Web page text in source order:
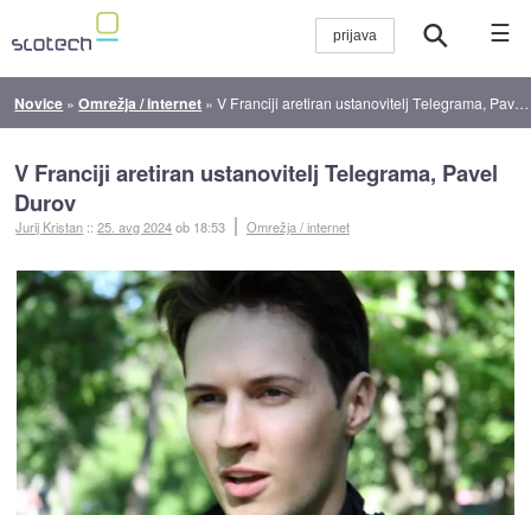
☰
Novice »Omrežja / internet »V Franciji aretiran ustanovitelj Telegrama, Pavel Durov
V Franciji aretiran ustanovitelj Telegrama, Pavel
Durov
Jurij Kristan ::25. avg 2024ob 18:53 Omrežja / internet